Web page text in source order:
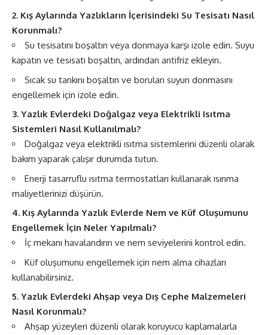
2. Kış Aylarında Yazlıkların İçerisindeki Su Tesisatı Nasıl
Korunmalı?
Su tesisatını boşaltın veya donmaya karşı izole edin. Suyu
kapatın ve tesisatı boşaltın, ardından antifriz ekleyin.
Sıcak su tankını boşaltın ve boruları suyun donmasını
engellemek için izole edin.
3. Yazlık Evlerdeki Doğalgaz veya Elektrikli Isıtma
Sistemleri Nasıl Kullanılmalı?
Doğalgaz veya elektrikli ısıtma sistemlerini düzenli olarak
bakım yaparak çalışır durumda tutun.
Enerji tasarruflu ısıtma termostatları kullanarak ısınma
maliyetlerinizi düşürün.
4. Kış Aylarında Yazlık Evlerde Nem ve Küf Oluşumunu
Engellemek İçin Neler Yapılmalı?
İç mekanı havalandırın ve nem seviyelerini kontrol edin.
Küf oluşumunu engellemek için nem alma cihazları
kullanabilirsiniz.
5. Yazlık Evlerdeki Ahşap veya Dış Cephe Malzemeleri
Nasıl Korunmalı?
Ahşap yüzeyleri düzenli olarak koruyucu kaplamalarla